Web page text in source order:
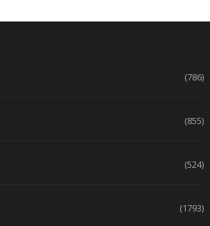
(786)
(855)
(524)
(1793)